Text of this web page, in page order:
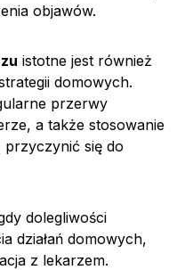
objawów.
istotne jest również
domowych.
przerwy
a także stosowanie
się do
dolegliwości
działań domowych,
z lekarzem.